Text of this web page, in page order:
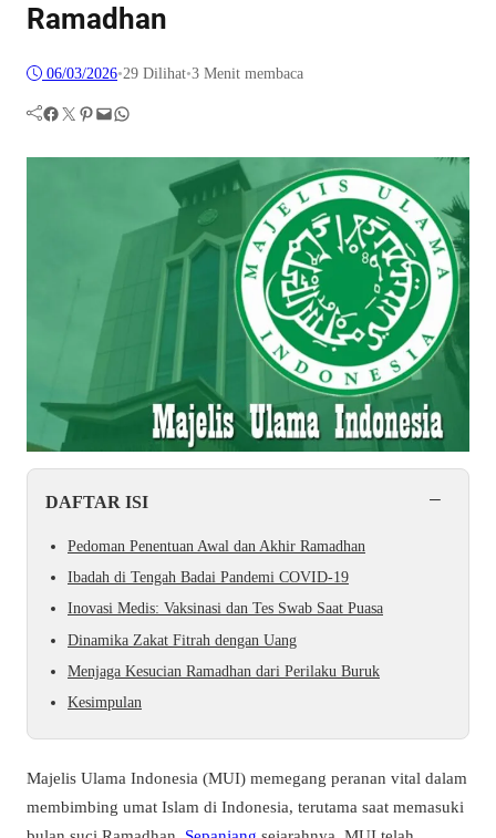
Ramadhan
06/03/2026•29 Dilihat•3 Menit membaca
Facebook Twitter Pinterest Mail WhatsApp
DAFTAR ISI −
Pedoman Penentuan Awal dan Akhir Ramadhan
Ibadah di Tengah Badai Pandemi COVID-19
Inovasi Medis: Vaksinasi dan Tes Swab Saat Puasa
Dinamika Zakat Fitrah dengan Uang
Menjaga Kesucian Ramadhan dari Perilaku Buruk
Kesimpulan
Majelis Ulama Indonesia (MUI) memegang peranan vital dalam
membimbing umat Islam di Indonesia, terutama saat memasuki